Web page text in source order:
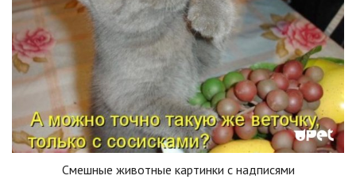
Смешные животные картинки с надписями